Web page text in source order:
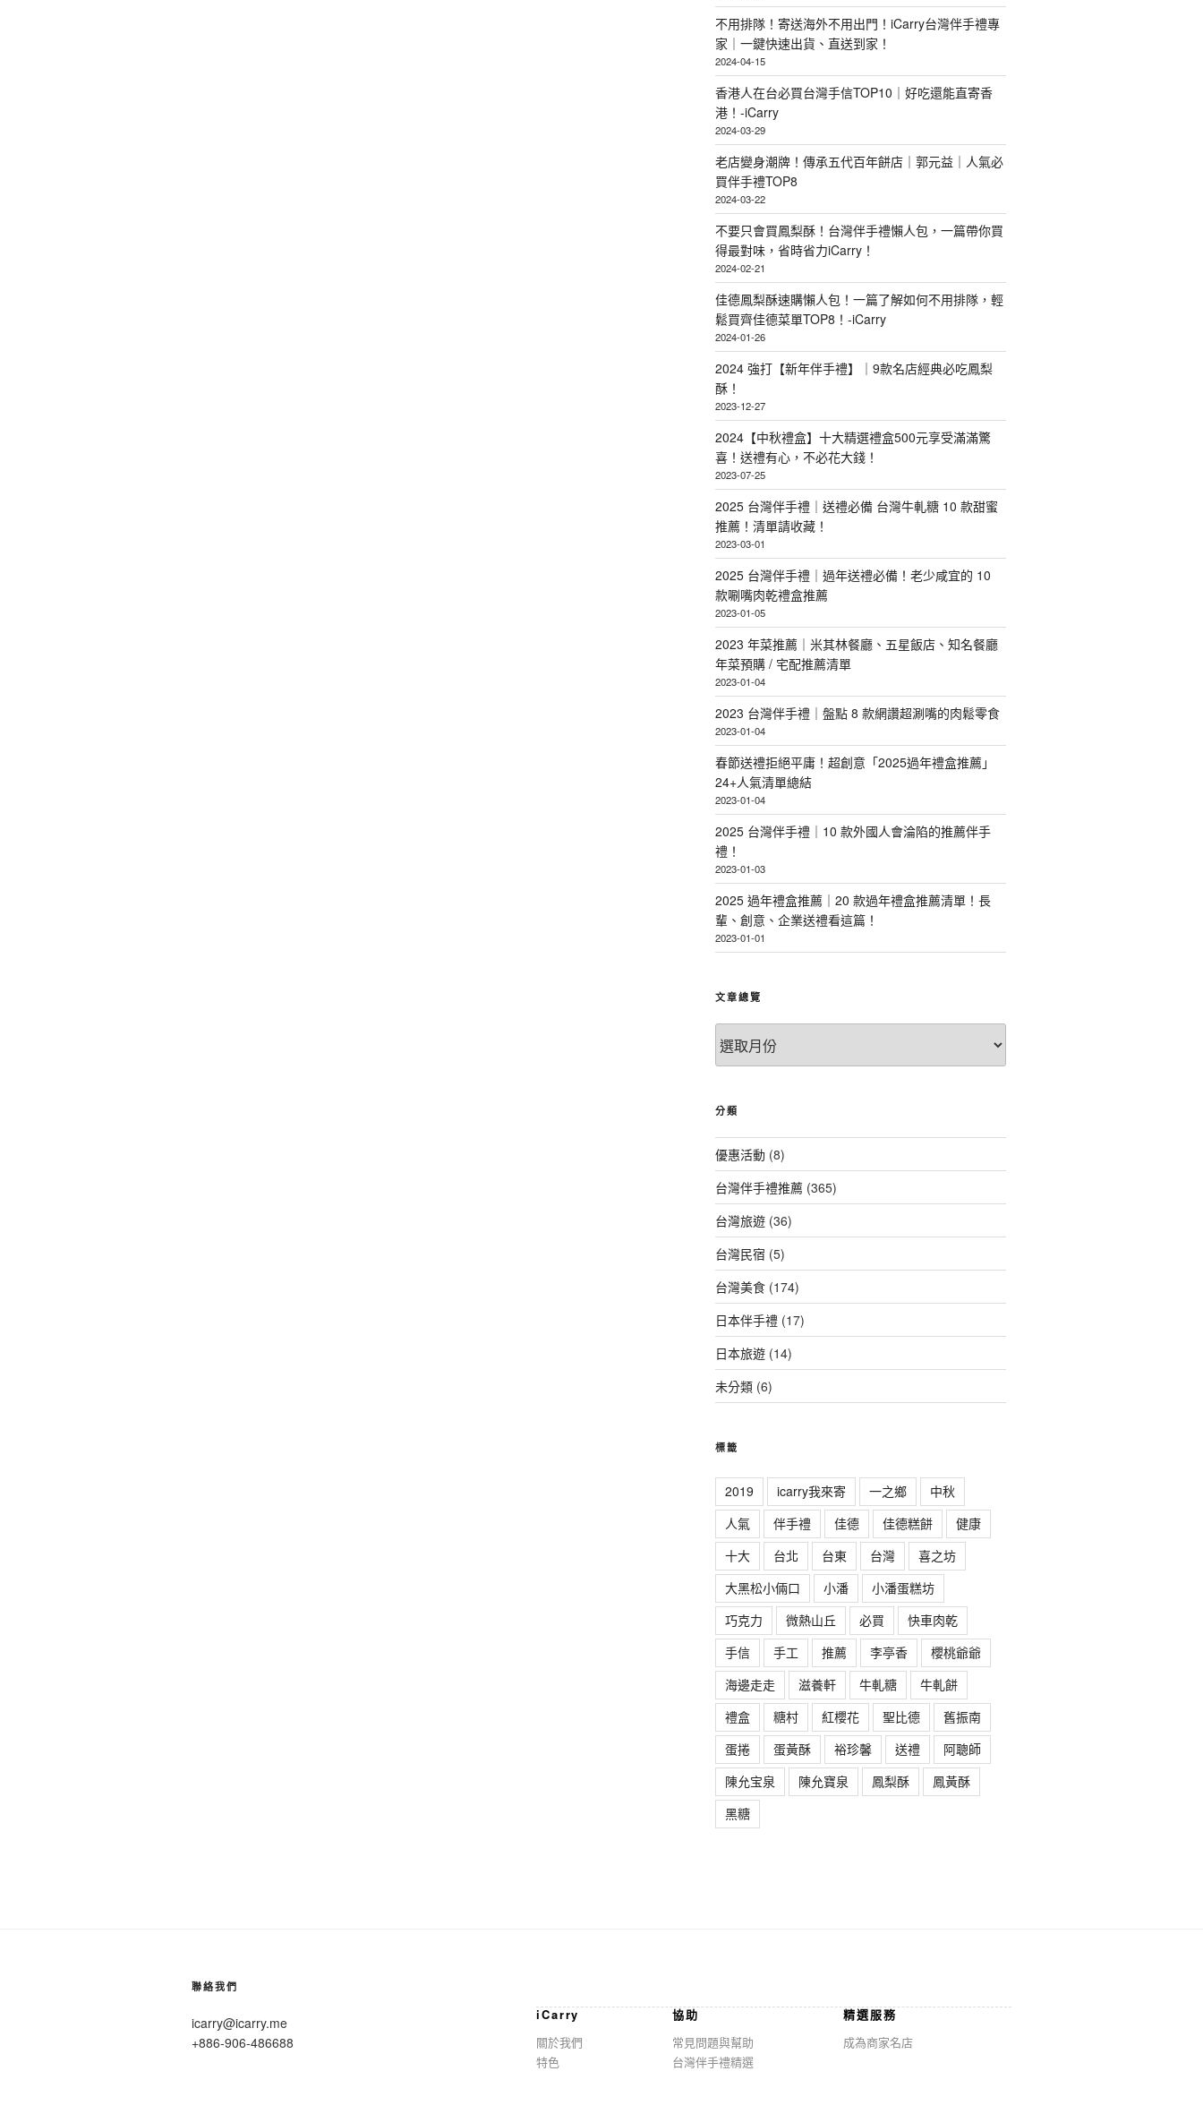
不用排隊！寄送海外不用出門！iCarry台灣伴手禮專
家｜一鍵快速出貨、直送到家！
2024-04-15
香港人在台必買台灣手信TOP10｜好吃還能直寄香
港！-iCarry
2024-03-29
老店變身潮牌！傳承五代百年餅店｜郭元益｜人氣必
買伴手禮TOP8
2024-03-22
不要只會買鳳梨酥！台灣伴手禮懶人包，一篇帶你買
得最對味，省時省力iCarry！
2024-02-21
佳德鳳梨酥速購懶人包！一篇了解如何不用排隊，輕
鬆買齊佳德菜單TOP8！-iCarry
2024-01-26
2024 強打【新年伴手禮】｜9款名店經典必吃鳳梨
酥！
2023-12-27
2024【中秋禮盒】十大精選禮盒500元享受滿滿驚
喜！送禮有心，不必花大錢！
2023-07-25
2025 台灣伴手禮｜送禮必備 台灣牛軋糖 10 款甜蜜
推薦！清單請收藏！
2023-03-01
2025 台灣伴手禮｜過年送禮必備！老少咸宜的 10
款唰嘴肉乾禮盒推薦
2023-01-05
2023 年菜推薦｜米其林餐廳、五星飯店、知名餐廳
年菜預購 / 宅配推薦清單
2023-01-04
2023 台灣伴手禮｜盤點 8 款網讚超涮嘴的肉鬆零食
2023-01-04
春節送禮拒絕平庸！超創意「2025過年禮盒推薦」
24+人氣清單總結
2023-01-04
2025 台灣伴手禮｜10 款外國人會淪陷的推薦伴手
禮！
2023-01-03
2025 過年禮盒推薦｜20 款過年禮盒推薦清單！長
輩、創意、企業送禮看這篇！
2023-01-01
文章總覽
章
總
分類
優惠活動(8)
台灣伴手禮推薦(365)
台灣旅遊(36)
台灣民宿 (5)
台灣美食(174)
日本伴手禮(17)
日本旅遊(14)
未分類(6)
標籤
2019 icarry我來寄 一之鄉
中秋
人氣
伴手禮 佳德 佳德糕餅
健康
十大
台北 台東 台灣
喜之坊
大黑松小倆口
小潘
小潘蛋糕坊
巧克力
微熱山丘 必買
快車肉乾
手信
手工 推薦 李亭香
櫻桃爺爺
海邊走走
滋養軒 牛軋糖
牛軋餅
禮盒
糖村 紅櫻花 聖比德
舊振南
蛋捲
蛋黃酥 裕珍馨 送禮
阿聰師
陳允宝泉
陳允寶泉 鳳梨酥
鳳黃酥
黑糖
聯絡我們
icarry@icarry.me
+886-906-486688
iCarry
關於我們
特色
協助
常見問題與幫助
台灣伴手禮精選
精選服務
成為商家名店